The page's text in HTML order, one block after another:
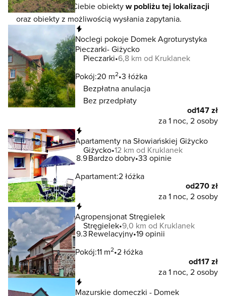
się - czekają na Ciebie obiektyw pobliżu tej lokalizacji
oraz obiekty z możliwością wysłania zapytania.
Noclegi pokoje Domek Agroturystyka
Pieczarki- Giżycko
Pieczarki 6,8 km od Kruklanek
Pokój:20 m2 3 łóżka
Bezpłatna anulacja
Bez przedpłaty
od147 zł
za 1 noc, 2 osoby
Apartamenty na Słowiańskiej Giżycko
Giżycko 12 km od Kruklanek
8.9Bardzo dobry 33 opinie
Apartament:2 łóżka
od270 zł
za 1 noc, 2 osoby
Agropensjonat Stręgielek
Stręgielek 9,0 km od Kruklanek
9.3Rewelacyjny 19 opinii
Pokój:11 m2 2 łóżka
od117 zł
za 1 noc, 2 osoby
Mazurskie domeczki - Domek